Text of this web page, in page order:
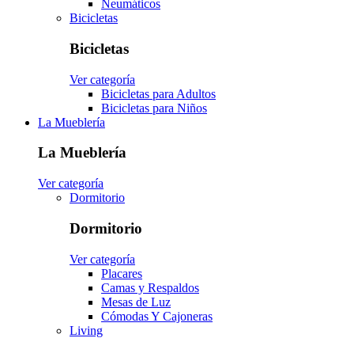
Neumáticos
Bicicletas
Bicicletas
Ver categoría
Bicicletas para Adultos
Bicicletas para Niños
La Mueblería
La Mueblería
Ver categoría
Dormitorio
Dormitorio
Ver categoría
Placares
Camas y Respaldos
Mesas de Luz
Cómodas Y Cajoneras
Living